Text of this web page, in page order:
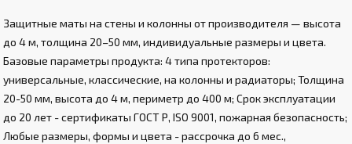
Защитные маты на стены и колонны от производителя — высота
до 4 м, толщина 20–50 мм, индивидуальные размеры и цвета.
Базовые параметры продукта: 4 типа протекторов:
универсальные, классические, на колонны и радиаторы; Толщина
20-50 мм, высота до 4 м, периметр до 400 м; Срок эксплуатации
до 20 лет - сертификаты ГОСТ Р, ISO 9001, пожарная безопасность;
Любые размеры, формы и цвета - рассрочка до 6 мес.,